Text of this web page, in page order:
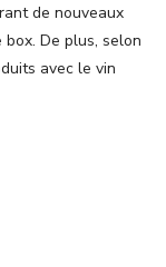
de nouveaux
De plus, selon
avec le vin